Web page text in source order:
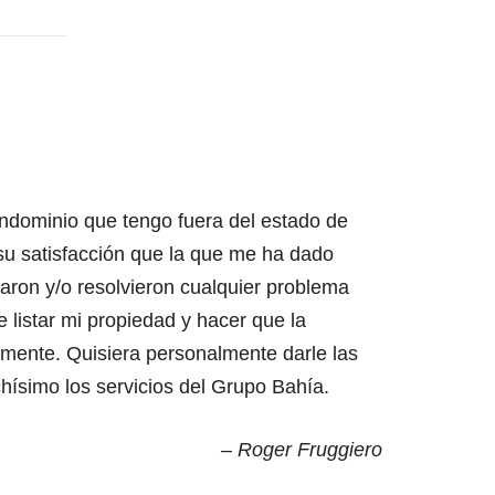
que tengo fuera del estado de
satisfacción que la que me ha dado
y/o resolvieron cualquier problema
listar mi propiedad y hacer que la
Quisiera personalmente darle las
los servicios del Grupo Bahía.
– Roger Fruggiero